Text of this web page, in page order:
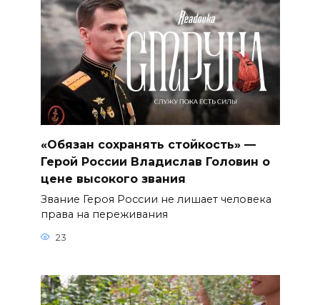
«Обязан сохранять стойкость» —
Герой России Владислав Головин о
цене высокого звания
Звание Героя России не лишает человека
права на переживания
23